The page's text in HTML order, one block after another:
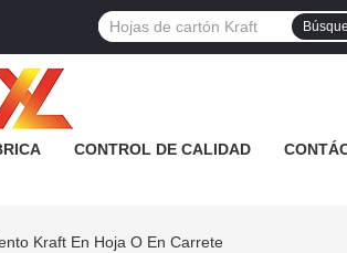
CONTROL DE CALIDAD
Kraft En Hoja O En Carrete